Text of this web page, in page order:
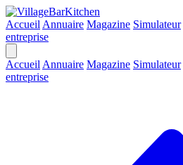
Accueil Annuaire Magazine Simulateur
entreprise
Accueil Annuaire Magazine Simulateur
entreprise